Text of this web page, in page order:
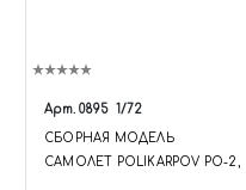
Арт. 0895 1/72
СБОРНАЯ МОДЕЛЬ
САМОЛЕТ POLIKARPOV PO-2,